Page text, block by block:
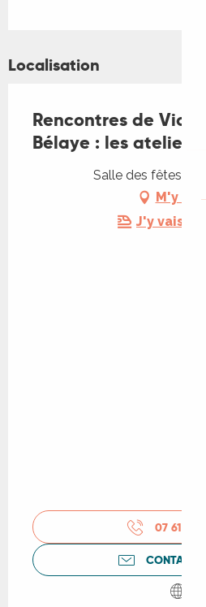
Localisation
Rencontres de
Bélaye : les ateliers
Salle des fêtes,
M'y
J'y vais en
07 61 60